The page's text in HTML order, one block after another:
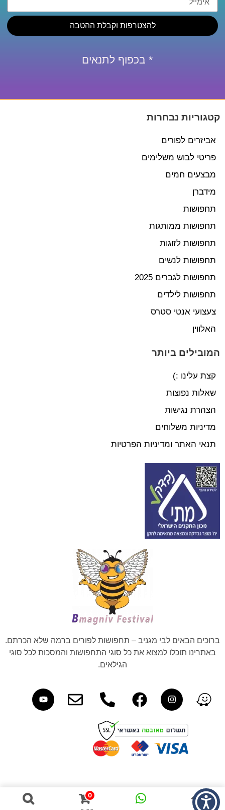
להצטרפות וקבלת ההטבה
* בכפוף לתנאים
קטגוריות נבחרות
אביזרים לפורים
פריטי לבוש משלימים
מבצעים חמים
מידברן
תחפושות
תחפושות ממותגות
תחפושות לזוגות
תחפושות לנשים
תחפושות לגברים 2025
תחפושות לילדים
צעצועי אנטי סטרס
האלווין
המובילים ביותר
קצת עלינו :)
שאלות נפוצות
הצהרת נגישות
מדיניות משלוחים
תנאי האתר ומדיניות הפרטיות
ברוכים הבאים לבי מגניב – תחפושות לפורים ברמה שלא הכרתם.
באתרינו תוכלו למצוא את כל סוגי התחפושות והמסכות לכל סוגי
הגילאים.
0